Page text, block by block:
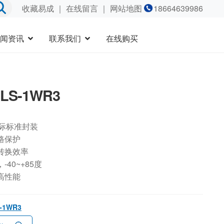
收藏易成｜ 在线留言｜ 网站地图 18664639986
资讯 联系我们 在线购买
1WR3
标准封装
保护
换效率
-40~+85度
性能